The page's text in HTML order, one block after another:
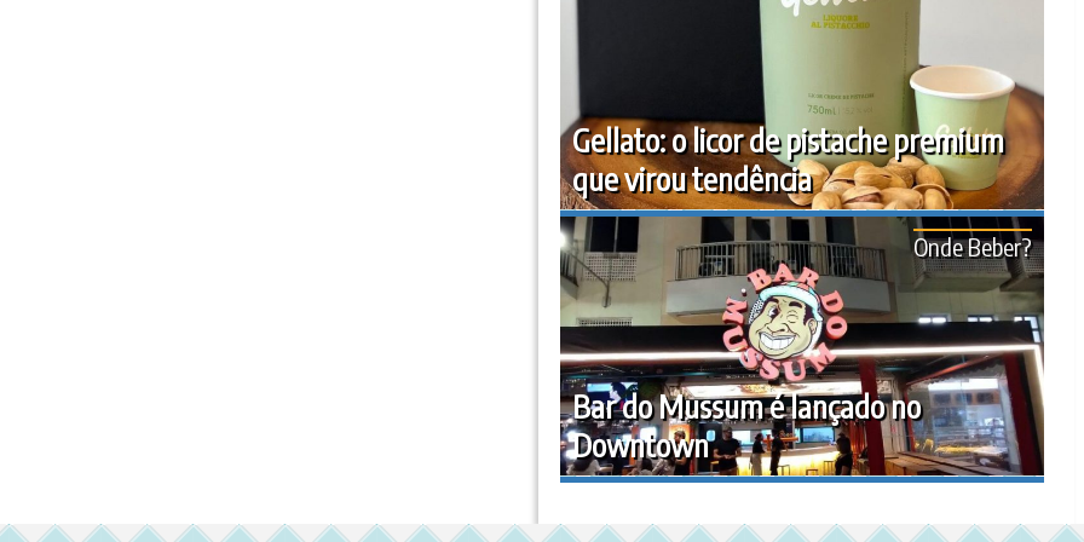
Gellato: o licor de pistache premium
que virou tendência
Bar do Mussum é lançado no
Downtown
Onde Beber?